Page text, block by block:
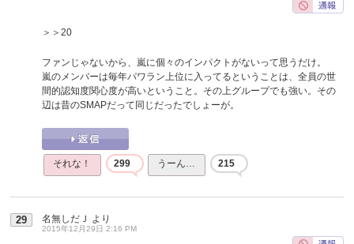
＞＞20
ファンじゃないから、嵐に個々のインパクトがないって思うだけ。
嵐のメンバーは毎年パワラン上位に入ってるということは、全員の世
間的認知度関心度が高いということ。その上グループでも強い。その
辺は昔のSMAPだって同じだったでしょーが。
それな！ 299 うーん… 215
29 名無しだＪ より
2015年12月29日 2:16 PM